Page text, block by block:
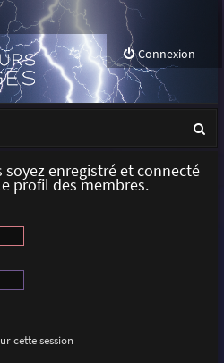
Connexion
soyez enregistré et connecté
profil des membres.
cette session